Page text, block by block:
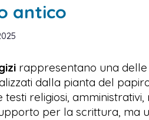
antico
rappresentano una
dalla pianta del
testi religiosi,
per la scrittura, ma